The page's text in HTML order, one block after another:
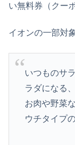
い無料券（クー
イオンの一部対
いつものサ
ラダになる
お肉や野菜
ウチタイプ